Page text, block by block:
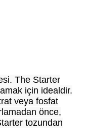
The Starter
için idealdir.
veya fosfat
önce,
tozundan